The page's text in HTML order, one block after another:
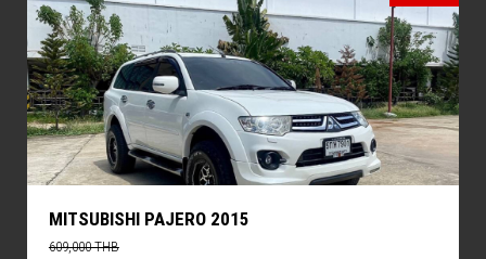
MITSUBISHI PAJERO 2015
609,000 THB